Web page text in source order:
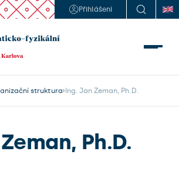
Přihlášení
struktura Ing. Jan Zeman, Ph.D.
Ph.D.